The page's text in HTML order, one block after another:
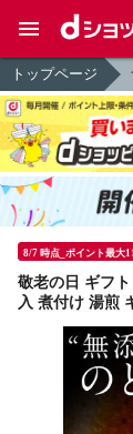
トップページ
8/7 時点_ポイント最大
敬老の日 ギフ
入 煮付け 湯煎